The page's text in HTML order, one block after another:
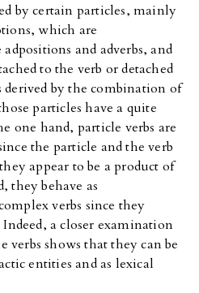
by certain particles, mainly
which are
and adverbs, and
to the verb or detached
by the combination of
particles have a quite
one hand, particle verbs are
the particle and the verb
appear to be a product of
they behave as
verbs since they
a closer examination
verbs shows that they can be
entities and as lexical